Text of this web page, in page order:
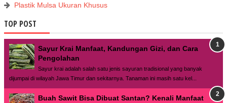
Plastik Mulsa Ukuran Khusus
TOP POST
Sayur Krai Manfaat, Kandungan Gizi, dan Cara
Pengolahan
Sayur krai adalah salah satu jenis sayuran tradisional yang banyak
dijumpai di wilayah Jawa Timur dan sekitarnya. Tanaman ini masih satu kel...
Buah Sawit Bisa Dibuat Santan? Kenali Manfaat